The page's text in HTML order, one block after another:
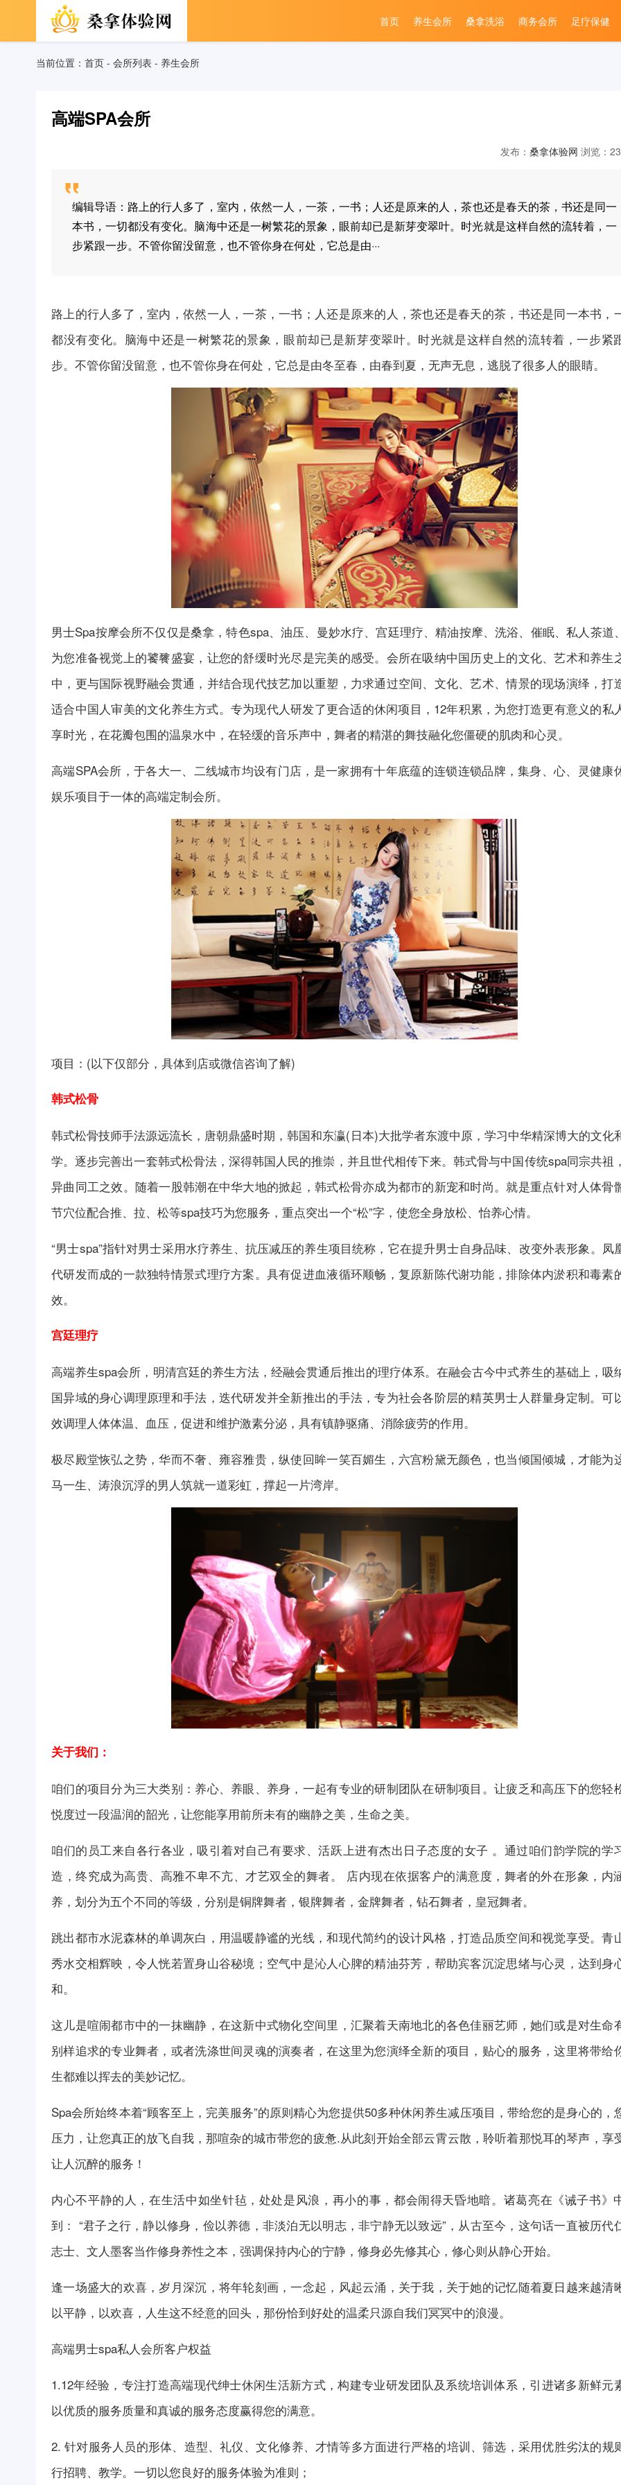
首页 养生会所 桑拿洗浴 商务会所 足疗保健
当前位置： 首页 - 会所列表 - 养生会所
高端SPA会所
发布： 桑拿体验网 浏览：
编辑导语：路上的行人多了，室内，依然一人，一茶，一书；人还是原来的人，茶也还是春天的茶，书还是同一
本书，一切都没有变化。脑海中还是一树繁花的景象，眼前却已是新芽变翠叶。时光就是这样自然的流转着，一
步紧跟一步。不管你留没留意，也不管你身在何处，它总是由···
路上的行人多了，室内，依然一人，一茶，一书；人还是原来的人，茶也还是春天的茶，书还是同一本书，
都没有变化。脑海中还是一树繁花的景象，眼前却已是新芽变翠叶。时光就是这样自然的流转着，一步紧
步。不管你留没留意，也不管你身在何处，它总是由冬至春，由春到夏，无声无息，逃脱了很多人的眼睛。
男士Spa按摩会所不仅仅是桑拿，特色spa、油压、曼妙水疗、宫廷理疗、精油按摩、洗浴、催眠、私人茶道
为您准备视觉上的饕餮盛宴，让您的舒缓时光尽是完美的感受。 会所在吸纳中国历史上的文化、艺术和养生
中，更与国际视野融会贯通，并结合现代技艺加以重塑，力求通过空间、文化、艺术、情景的现场演绎，打
适合中国人审美的文化养生方式。专为现代人研发了更合适的休闲项目，12年积累，为您打造更有意义的私
享时光，在花瓣包围的温泉水中，在轻缓的音乐声中，舞者的精湛的舞技融化您僵硬的肌肉和心灵。
高端SPA会所 ，于各大一、二线城市均设有门店，是一家拥有十年底蕴的连锁连锁品牌，集身、心、灵健康
娱乐项目于一体的高端定制会所。
项目：(以下仅部分，具体到店或微信咨询了解)
韩式松骨
韩式松骨技师手法源远流长，唐朝鼎盛时期，韩国和东瀛(日本)大批学者东渡中原，学习中华精深博大的文化
学。逐步完善出一套韩式松骨法，深得韩国人民的推崇，并且世代相传下来。韩式骨与中国传统spa同宗共祖
异曲同工之效。随着一股韩潮在中华大地的掀起，韩式松骨亦成为都市的新宠和时尚。就是重点针对人体骨
节穴位配合推、拉、松等spa技巧为您服务，重点突出一个“松”字，使您全身放松、怡养心情。
“男士spa”指针对男士采用水疗养生、抗压减压的养生项目统称，它在提升男士自身品味、改变外表形象。凤
代研发而成的一款独特情景式理疗方案。具有促进血液循环顺畅，复原新陈代谢功能，排除体内淤积和毒素
效。
宫廷理疗
高端养生spa会所 ，明清宫廷的养生方法，经融会贯通后推出的理疗体系。在融会古今中式养生的基础上，吸
国异域的身心调理原理和手法，迭代研发并全新推出的手法，专为社会各阶层的精英男士人群量身定制。可
效调理人体体温、血压，促进和维护激素分泌，具有镇静驱痛、消除疲劳的作用。
极尽殿堂恢弘之势，华而不奢、雍容雅贵，纵使回眸一笑百媚生，六宫粉黛无颜色，也当倾国倾城，才能为
马一生、涛浪沉浮的男人筑就一道彩虹，撑起一片湾岸。
关于我们：
咱们的项目分为三大类别：养心、养眼、养身，一起有专业的研制团队在研制项目。让疲乏和高压下的您轻
悦度过一段温润的韶光，让您能享用前所未有的幽静之美，生命之美。
咱们的员工来自各行各业，吸引着对自己有要求、活跃上进有杰出日子态度的女子 。通过咱们韵学院的学
造，终究成为高贵、高雅不卑不亢、才艺双全的舞者。 店内现在依据客户的满意度，舞者的外在形象，内
养，划分为五个不同的等级，分别是铜牌舞者，银牌舞者，金牌舞者，钻石舞者，皇冠舞者。
跳出都市水泥森林的单调灰白，用温暖静谧的光线，和现代简约的设计风格，打造品质空间和视觉享受。青
秀水交相辉映，令人恍若置身山谷秘境；空气中是沁人心脾的精油芬芳，帮助宾客沉淀思绪与心灵，达到身
和。
这儿是喧闹都市中的一抹幽静，在这新中式物化空间里，汇聚着天南地北的各色佳丽艺师，她们或是对生命
别样追求的专业舞者，或者洗涤世间灵魂的演奏者，在这里为您演绎全新的项目，贴心的服务，这里将带给
生都难以挥去的美妙记忆。
Spa会所始终本着“顾客至上，完美服务”的原则精心为您提供50多种休闲养生减压项目，带给您的是身心的，
压力，让您真正的放飞自我，那喧杂的城市带您的疲惫.从此刻开始全部云霄云散，聆听着那悦耳的琴声，享
让人沉醉的服务！
内心不平静的人，在生活中如坐针毡，处处是风浪，再小的事，都会闹得天昏地暗。诸葛亮在《诫子书》
到： “君子之行，静以修身，俭以养德，非淡泊无以明志，非宁静无以致远”，从古至今，这句话一直被历代
志士、文人墨客当作修身养性之本，强调保持内心的宁静，修身必先修其心，修心则从静心开始。
逢一场盛大的欢喜，岁月深沉，将年轮刻画，一念起，风起云涌，关于我，关于她的记忆随着夏日越来越清晰
以平静，以欢喜，人生这不经意的回头，那份恰到好处的温柔只源自我们冥冥中的浪漫。
高端男士spa私人会所客户权益
1.12年经验，专注打造高端现代绅士休闲生活新方式，构建专业研发团队及系统培训体系，引进诸多新鲜元
以优质的服务质量和真诚的服务态度赢得您的满意。
2. 针对服务人员的形体、造型、礼仪、文化修养、才情等多方面进行严格的培训、筛选，采用优胜劣汰的规
行招聘、教学。一切以您良好的服务体验为准则；